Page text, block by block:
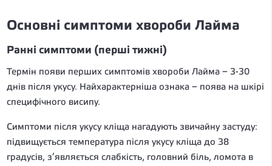
Основні симптоми хвороби Лайма
Ранні симптоми (перші тижні)
Термін появи перших симптомів хвороби Лайма – 3-30
днів після укусу. Найхарактерніша ознака – поява на шкірі
специфічного висипу.
Симптоми після укусу кліща нагадують звичайну застуду:
підвищується температура після укусу кліща до 38
градусів, з’являється слабкість, головний біль, ломота в